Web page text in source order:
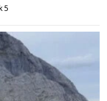
5